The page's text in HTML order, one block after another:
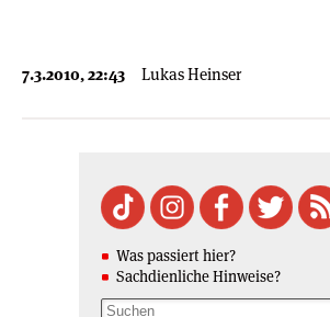
7.3.2010, 22:43 Lukas Heinser
Was passiert hier?
Sachdienliche Hinweise?